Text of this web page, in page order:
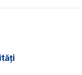
va stam cu